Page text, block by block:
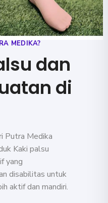
MEDIKA?
dan
di
Putra Medika
Kaki palsu
yang
disabilitas untuk
aktif dan mandiri.